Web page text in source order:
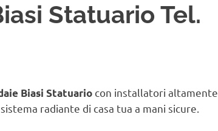
Statuario Tel.
Biasi Statuario con installatori altamente
radiante di casa tua a mani sicure.